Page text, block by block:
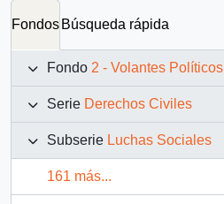
Fondos Búsqueda rápida
Fondo 2 - Volantes Políticos
Serie Derechos Civiles
Subserie Luchas Sociales
161 más...